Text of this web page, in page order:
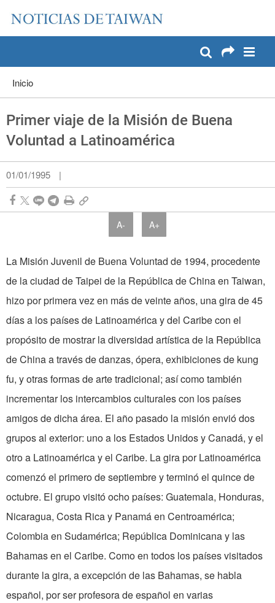
Pase a contenido principal
Inicio
Primer viaje de la Misión de Buena
Voluntad a Latinoamérica
01/01/1995 |
A- A+
La Misión Juvenil de Buena Voluntad de 1994, procedente
de la ciudad de Taipei de la República de China en Taiwan,
hizo por primera vez en más de veinte años, una gira de 45
días a los países de Latinoamérica y del Caribe con el
propósito de mostrar la diversidad artística de la República
de China a través de danzas, ópera, exhibiciones de kung
fu, y otras formas de arte tradicional; así como también
incrementar los intercambios culturales con los países
amigos de dicha área. El año pasado la misión envió dos
grupos al exterior: uno a los Estados Unidos y Canadá, y el
otro a Latinoamérica y el Caribe. La gira por Latinoamérica
comenzó el primero de septiembre y terminó el quince de
octubre. El grupo visitó ocho países: Guatemala, Honduras,
Nicaragua, Costa Rica y Panamá en Centroamérica;
Colombia en Sudamérica; República Dominicana y las
Bahamas en el Caribe. Como en todos los países visitados
durante la gira, a excepción de las Bahamas, se habla
español, por ser profesora de español en varias